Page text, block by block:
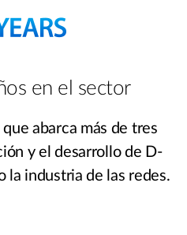
en el sector
abarca más de tres
y el desarrollo de D-
la industria de las redes.